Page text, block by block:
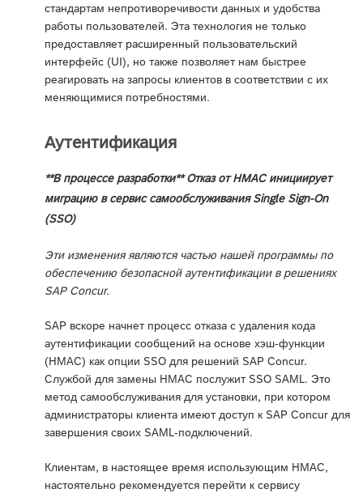
стандартам непротиворечивости данных и удобства
работы пользователей. Эта технология не только
предоставляет расширенный пользовательский
интерфейс (UI), но также позволяет нам быстрее
реагировать на запросы клиентов в соответствии с их
меняющимися потребностями.
Аутентификация
**В процессе разработки** Отказ от HMAC инициирует
миграцию в сервис самообслуживания Single Sign-On
(SSO)
Эти изменения являются частью нашей программы по
обеспечению безопасной аутентификации в решениях
SAP Concur.
SAP вскоре начнет процесс отказа с удаления кода
аутентификации сообщений на основе хэш-функции
(HMAC) как опции SSO для решений SAP Concur.
Службой для замены HMAC послужит SSO SAML. Это
метод самообслуживания для установки, при котором
администраторы клиента имеют доступ к SAP Concur для
завершения своих SAML-подключений.
Клиентам, в настоящее время использующим HMAC,
настоятельно рекомендуется перейти к сервису